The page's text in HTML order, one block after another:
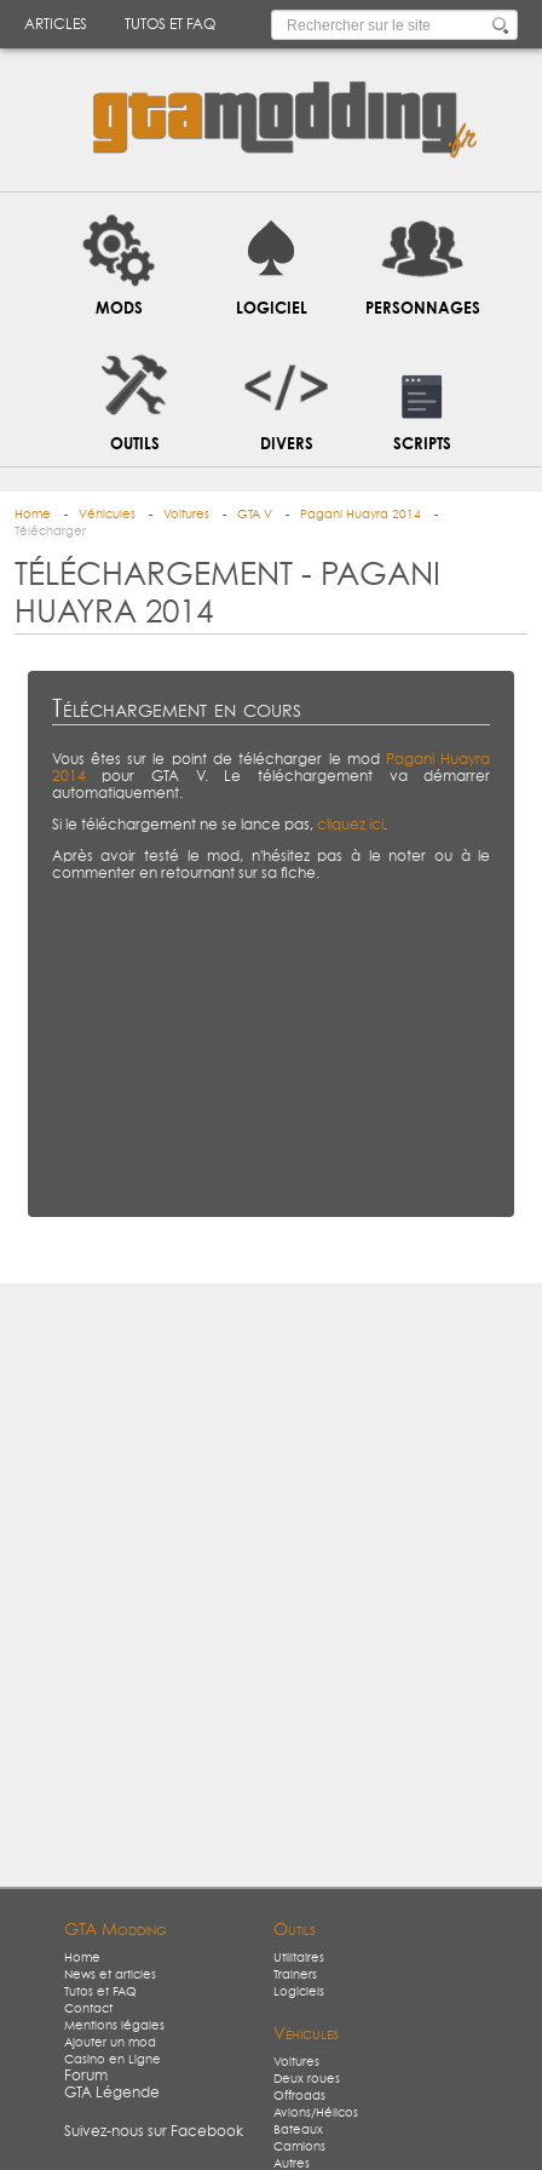
ARTICLES TUTOS ET FAQ
MODS LOGICIEL PERSONNAGES
OUTILS DIVERS SCRIPTS
Home Véhicules Voitures GTA V
Pagani Huayra 2014
Télécharger
TÉLÉCHARGEMENT - PAGANI
HUAYRA 2014
Téléchargement en cours
Vous êtes sur le point de télécharger le mod
Pagani Huayra
2014pour GTA V. Le téléchargement va démarrer
automatiquement.
Si le téléchargement ne se lance pas, cliquez ici.
Après avoir testé le mod, n'hésitez pas à le noter ou à le
commenter en retournant sur sa fiche.
GTA Modding
Home
News et articles
Tutos et FAQ
Contact
Mentions légales
Ajouter un mod
Casino en Ligne
Forum
GTA Légende
Suivez-nous sur Facebook
Outils
Utilitaires
Trainers
Logiciels
Véhicules
Voitures
Deux roues
Offroads
Avions/Hélicos
Bateaux
Camions
Autres